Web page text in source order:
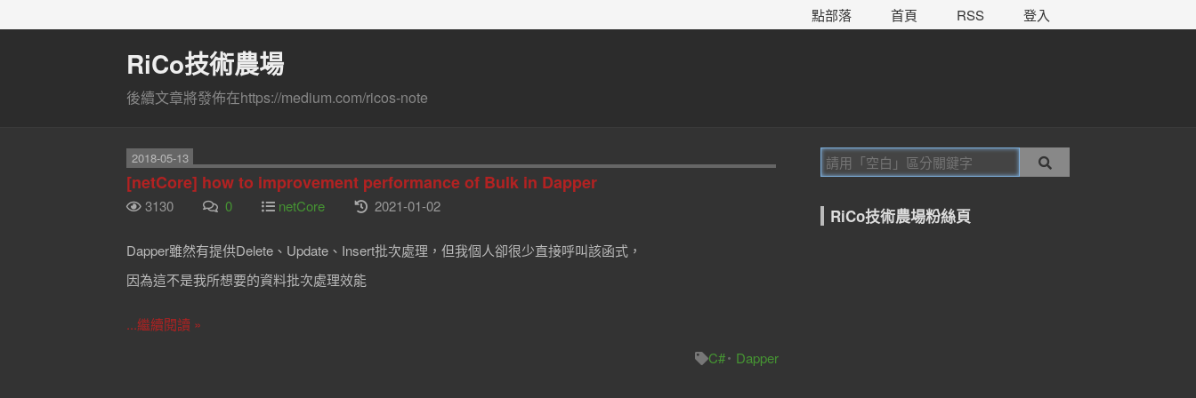
點部落 首頁 RSS 登入
RiCo技術農場
後續文章將發佈在https://medium.com/ricos-note
2018-05-13
[netCore] how to improvement performance of Bulk in Dapper
3130 0 netCore 2021-01-02
Dapper雖然有提供Delete、Update、Insert批次處理，但我個人卻很少直接呼叫該函式，
因為這不是我所想要的資料批次處理效能
...繼續閱讀 »
C#
Dapper
RiCo技術農場粉絲頁